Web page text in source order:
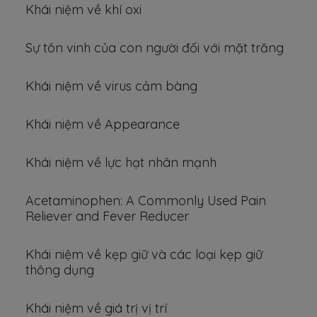
Khái niệm về khí oxi
Sự tôn vinh của con người đối với mặt trăng
Khái niệm về virus cảm bàng
Khái niệm về Appearance
Khái niệm về lực hạt nhân mạnh
Acetaminophen: A Commonly Used Pain
Reliever and Fever Reducer
Khái niệm về kẹp giữ và các loại kẹp giữ
thông dụng
Khái niệm về giá trị vị trí